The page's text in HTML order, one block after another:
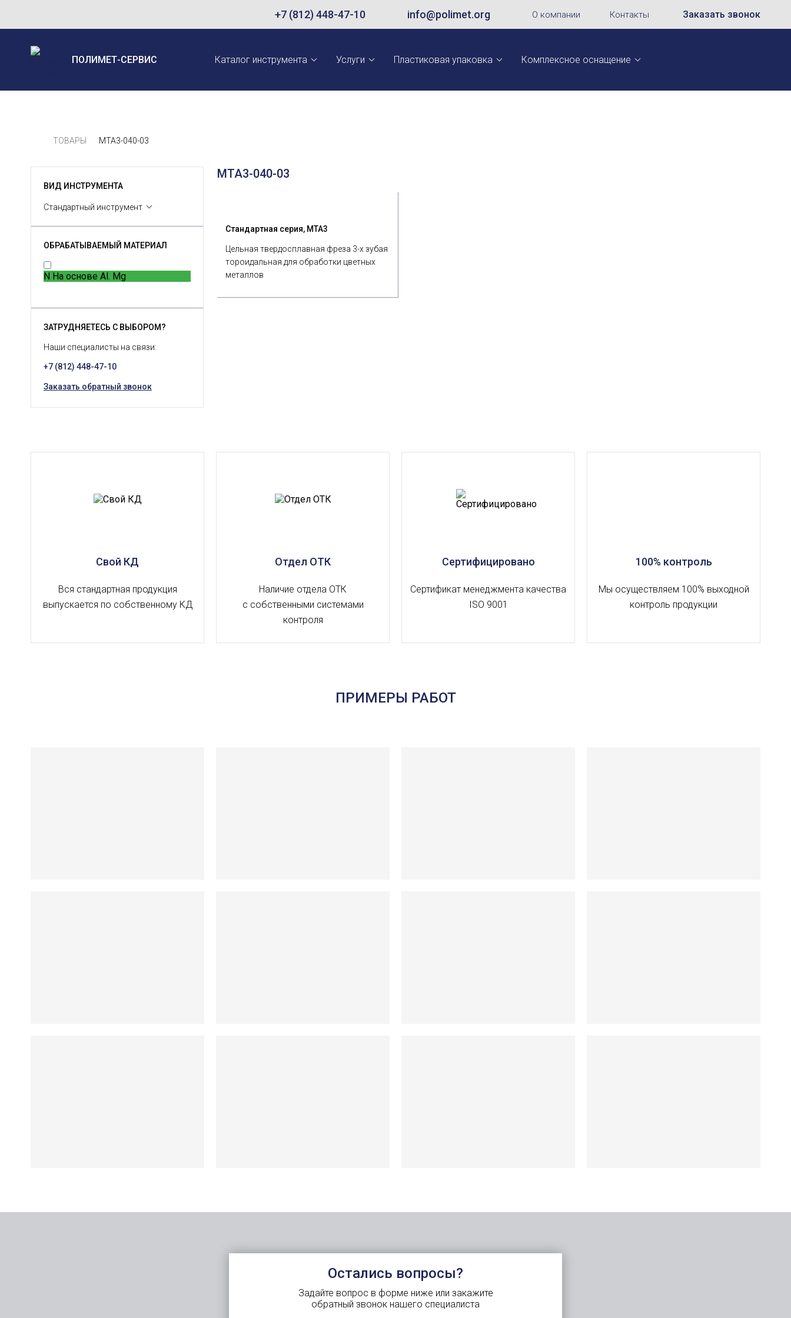
+7 (812) 448-47-10 info@polimet.org О компании Контакты Заказать звонок
ПОЛИМЕТ-СЕРВИС Каталог инструмента Услуги Пластиковая упаковка Комплексное оснащение
ТОВАРЫ MTA3-040-03
MTA3-040-03
Стандартная серия, MTA3
Цельная твердосплавная фреза 3-х зубая
тороидальная для обработки цветных
металлов
ВИД ИНСТРУМЕНТА
Стандартный инструмент
ОБРАБАТЫВАЕМЫЙ МАТЕРИАЛ
N На основе Al. Mg
ЗАТРУДНЯЕТЕСЬ С ВЫБОРОМ?
Наши специалисты на связи:
+7 (812) 448-47-10
Заказать обратный звонок
Свой КД
Вся стандартная продукция
выпускается по собственному КД
Отдел ОТК
Наличие отдела ОТК
с собственными системами
контроля
Сертифицировано
Сертификат менеджмента качества
ISO 9001
100% контроль
Мы осуществляем 100% выходной
контроль продукции
ПРИМЕРЫ РАБОТ
Остались вопросы?
Задайте вопрос в форме ниже или закажите
обратный звонок нашего специалиста